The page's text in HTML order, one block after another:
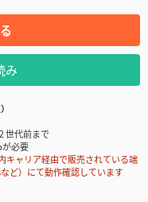
み
世代前まで
必要
ャリア経由で販売されている端
ど）にて動作確認しています